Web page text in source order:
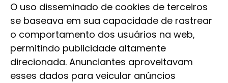
O uso disseminado de cookies de terceiros
se baseava em sua capacidade de rastrear
o comportamento dos usuários na web,
permitindo publicidade altamente
direcionada. Anunciantes aproveitavam
esses dados para veicular anúncios